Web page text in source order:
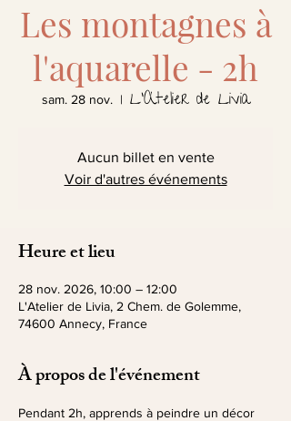
Les montagnes à
l'aquarelle - 2h
sam. 28 nov.
  |
L'Atelier de Livia
Aucun billet en vente
Voir d'autres événements
Heure et lieu
28 nov. 2026, 10:00 – 12:00
L'Atelier de Livia, 2 Chem. de Golemme,
74600 Annecy, France
À propos de l'événement
Pendant 2h, apprends à peindre un décor